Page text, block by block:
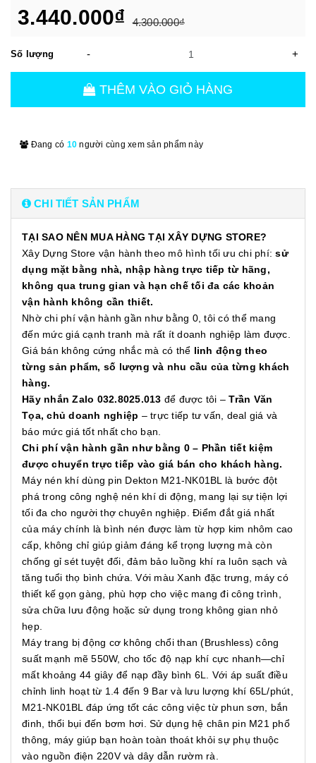
3.440.000₫ 4.300.000₫
Số lượng - +
THÊM VÀO GIỎ HÀNG
Đang có 10 người cùng xem sản phẩm này
CHI TIẾT SẢN PHẨM
TẠI SAO NÊN MUA HÀNG TẠI XÂY DỰNG STORE?
Xây Dựng Store vận hành theo mô hình tối ưu chi phí:sử
dụng mặt bằng nhà, nhập hàng trực tiếp từ hãng,
không qua trung gian và hạn chế tối đa các khoản
vận hành không cần thiết.
Nhờ chi phí vận hành gần như bằng 0, tôi có thể mang
đến mức giá cạnh tranh mà rất ít doanh nghiệp làm được.
Giá bán không cứng nhắc mà có thể linh động theo
từng sản phẩm, số lượng và nhu cầu của từng khách
hàng.
Hãy nhắn Zalo 032.8025.013 để được tôi –Trần Văn
Tọa, chủ doanh nghiệp – trực tiếp tư vấn, deal giá và
báo mức giá tốt nhất cho bạn.
Chi phí vận hành gần như bằng 0 – Phần tiết kiệm
được chuyển trực tiếp vào giá bán cho khách hàng.
Máy nén khí dùng pin Dekton M21-NK01BL là bước đột
phá trong công nghệ nén khí di động, mang lại sự tiện lợi
tối đa cho người thợ chuyên nghiệp. Điểm đắt giá nhất
của máy chính là bình nén được làm từ hợp kim nhôm cao
cấp, không chỉ giúp giảm đáng kể trọng lượng mà còn
chống gỉ sét tuyệt đối, đảm bảo luồng khí ra luôn sạch và
tăng tuổi thọ bình chứa. Với màu Xanh đặc trưng, máy có
thiết kế gọn gàng, phù hợp cho việc mang đi công trình,
sửa chữa lưu động hoặc sử dụng trong không gian nhỏ
hẹp.
Máy trang bị động cơ không chổi than (Brushless) công
suất mạnh mẽ 550W, cho tốc độ nạp khí cực nhanh—chỉ
mất khoảng 44 giây để nạp đầy bình 6L. Với áp suất điều
chỉnh linh hoạt từ 1.4 đến 9 Bar và lưu lượng khí 65L/phút,
M21-NK01BL đáp ứng tốt các công việc từ phun sơn, bắn
đinh, thổi bụi đến bơm hơi. Sử dụng hệ chân pin M21 phổ
thông, máy giúp bạn hoàn toàn thoát khỏi sự phụ thuộc
vào nguồn điện 220V và dây dẫn rườm rà.